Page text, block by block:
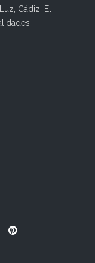
Cádiz. El